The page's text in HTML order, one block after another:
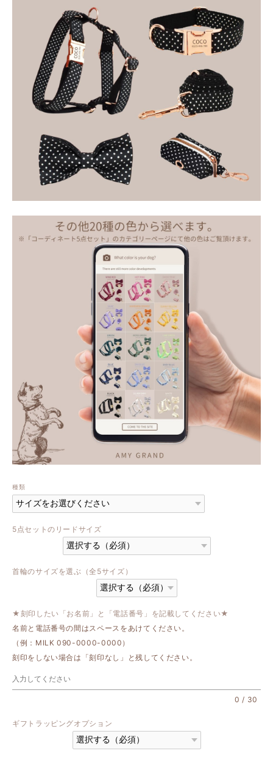
種類
5点セットのリードサイズ
首輪のサイズを選ぶ（全5サイズ）
★刻印したい「お名前」と「電話番号」を記載してください★
名前と電話番号の間はスペースをあけてください。
（例：MILK 090-0000-0000）
刻印をしない場合は「刻印なし」と残してください。
0 / 30
ギフトラッピングオプション